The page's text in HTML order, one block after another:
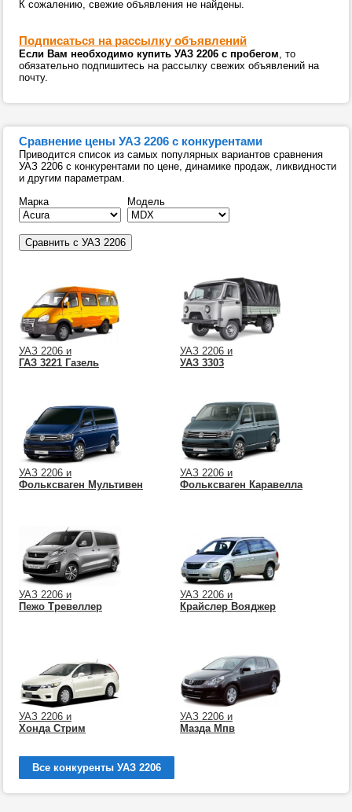
К сожалению, свежие объявления не найдены.
Подписаться на рассылку объявлений
Если Вам необходимо купить УАЗ 2206 с пробегом, то
обязательно подпишитесь на рассылку свежих объявлений на
почту.
Сравнение цены УАЗ 2206 с конкурентами
Приводится список из самых популярных вариантов сравнения
УАЗ 2206 с конкурентами по цене, динамике продаж, ликвидности
и другим параметрам.
Марка
Модель
УАЗ 2206 и
ГАЗ 3221 Газель
УАЗ 2206 и
УАЗ 3303
УАЗ 2206 и
Фольксваген Мультивен
УАЗ 2206 и
Фольксваген Каравелла
УАЗ 2206 и
Пежо Тревеллер
УАЗ 2206 и
Крайслер Вояджер
УАЗ 2206 и
Хонда Стрим
УАЗ 2206 и
Мазда Мпв
Все конкуренты УАЗ 2206